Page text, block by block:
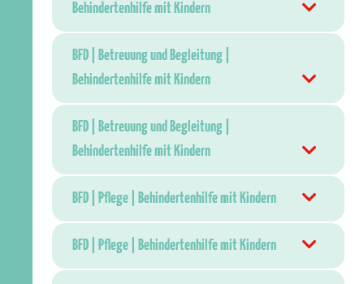
Behindertenhilfe mit Kindern
BFD | Betreuung und Begleitung |
Behindertenhilfe mit Kindern
BFD | Betreuung und Begleitung |
Behindertenhilfe mit Kindern
BFD | Pflege | Behindertenhilfe mit Kindern
BFD | Pflege | Behindertenhilfe mit Kindern